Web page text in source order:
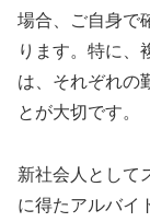
場合、ご自身で
ります。特に、
は、それぞれの
とが大切です。
新社会人として
に得たアルバイ